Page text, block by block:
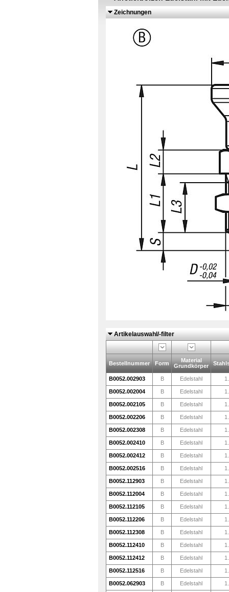
Zeichnungen
Artikelauswahl/-filter
Bestellnummer Form
Material
Grundkörper
B0052.002903 B Edelstahl
B0052.002004 B Edelstahl
B0052.002105 B Edelstahl
B0052.002206 B Edelstahl
B0052.002308 B Edelstahl
B0052.002410 B Edelstahl
B0052.002412 B Edelstahl
B0052.002516 B Edelstahl
B0052.112903 B Edelstahl
B0052.112004 B Edelstahl
B0052.112105 B Edelstahl
B0052.112206 B Edelstahl
B0052.112308 B Edelstahl
B0052.112410 B Edelstahl
B0052.112412 B Edelstahl
B0052.112516 B Edelstahl
B0052.062903 B Edelstahl